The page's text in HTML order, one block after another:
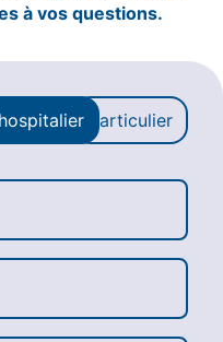
à vos questions.
Particulier